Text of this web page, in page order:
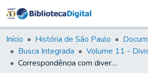
&
Coleções
Tudo na
Biblioteca
Início História de São Paulo
Busca Integrada
Correspondência com diversos funcionários. [d] Ao Sargento-mor da vila de Pindamonhangaba, 1822